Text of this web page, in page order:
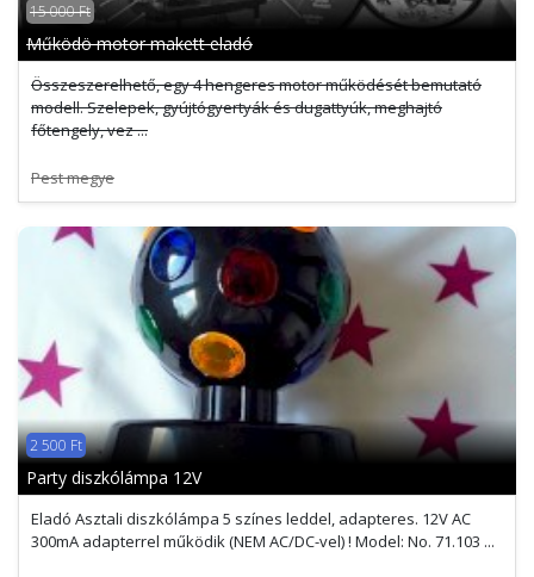
15 000 Ft
Működö motor makett eladó
Összeszerelhető, egy 4 hengeres motor működését bemutató
modell. Szelepek, gyújtógyertyák és dugattyúk, meghajtó
főtengely, vez ...
Pest megye
2 500 Ft
Party diszkólámpa 12V
Eladó Asztali diszkólámpa 5 színes leddel, adapteres. 12V AC
300mA adapterrel működik (NEM AC/DC-vel) ! Model: No. 71.103 ...